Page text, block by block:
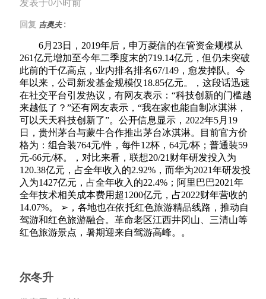
发表于0小时前
回复 吉奥夫 :
6月23日，2019年后，申万菱信的在管资金规模从
261亿元增加至今年二季度末的719.14亿元，但仍未突破
此前的千亿高点，业内排名排名67/149，愈发掉队。今
年以来，公司新发基金规模仅18.85亿元。，这段话迅速
在社交平台引发热议，有网友表示：“科技创新的门槛越
来越低了？”还有网友表示，“我在家也能自制冰淇淋，
可以天天科技创新了”。公开信息显示，2022年5月19
日，贵州茅台与蒙牛合作推出茅台冰淇淋。目前官方价
格为：组合装764元/件，每件12杯，64元/杯；普通装59
元-66元/杯。，对比来看，联想20/21财年研发投入为
120.38亿元，占全年收入的2.92%，而华为2021年研发投
入为1427亿元，占全年收入的22.4%；阿里巴巴2021年
全年技术相关成本费用超1200亿元，占2022财年营收的
14.07%。 ➢，各地也在依托红色旅游精品线路，推动自
驾游和红色旅游融合。革命老区江西井冈山、三清山等
红色旅游景点，暑期迎来自驾游高峰。。
尔冬升